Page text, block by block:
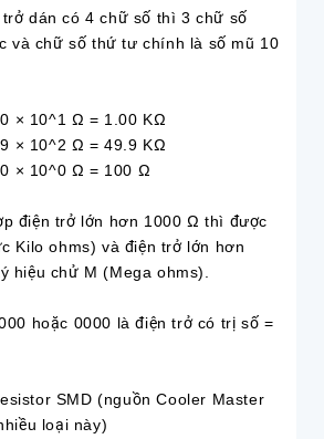
dán có 4 chữ số thì 3 chữ số
và chữ số thứ tư chính là số mũ 10
10^1 Ω = 1.00 KΩ
10^2 Ω = 49.9 KΩ
10^0 Ω = 100 Ω
điện trở lớn hơn 1000 Ω thì được
Kilo ohms) và điện trở lớn hơn
hiệu chử M (Mega ohms).
hoặc 0000 là điện trở có trị số =
SMD (nguồn Cooler Master
loại này)